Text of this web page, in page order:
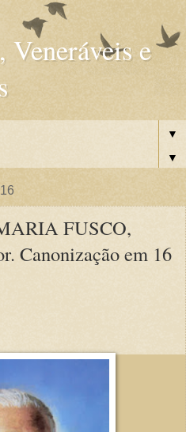
Veneráveis e
▼
▼
FUSCO,
Canonização em 16